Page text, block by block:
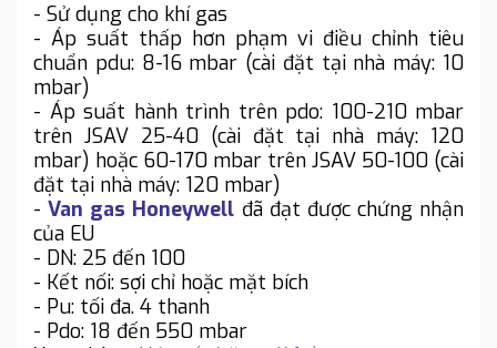
- Sử dụng cho khí gas
- Áp suất thấp hơn phạm vi điều chỉnh tiêu
chuẩn pdu: 8-16 mbar (cài đặt tại nhà máy: 10
mbar)
- Áp suất hành trình trên pdo: 100-210 mbar
trên JSAV 25-40 (cài đặt tại nhà máy: 120
mbar) hoặc 60-170 mbar trên JSAV 50-100 (cài
đặt tại nhà máy: 120 mbar)
-Van gas Honeywell đã đạt được chứng nhận
của EU
- DN: 25 đến 100
- Kết nối: sợi chỉ hoặc mặt bích
- Pu: tối đa. 4 thanh
- Pdo: 18 đến 550 mbar